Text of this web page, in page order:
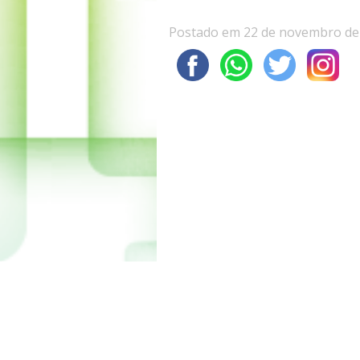
Postado em 22 de novembro